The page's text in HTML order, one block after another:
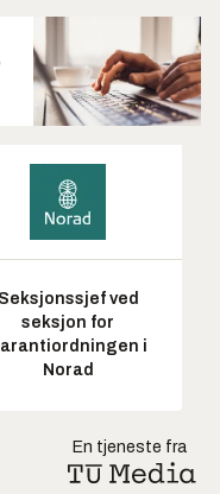
Seksjonssjef ved
seksjon for
i
Norad
En tjeneste fra